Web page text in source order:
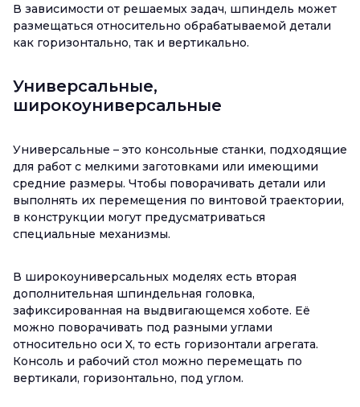
В зависимости от решаемых задач, шпиндель может
размещаться относительно обрабатываемой детали
как горизонтально, так и вертикально.
Универсальные,
широкоуниверсальные
Универсальные – это консольные станки, подходящие
для работ с мелкими заготовками или имеющими
средние размеры. Чтобы поворачивать детали или
выполнять их перемещения по винтовой траектории,
в конструкции могут предусматриваться
специальные механизмы.
В широкоуниверсальных моделях есть вторая
дополнительная шпиндельная головка,
зафиксированная на выдвигающемся хоботе. Её
можно поворачивать под разными углами
относительно оси X, то есть горизонтали агрегата.
Консоль и рабочий стол можно перемещать по
вертикали, горизонтально, под углом.